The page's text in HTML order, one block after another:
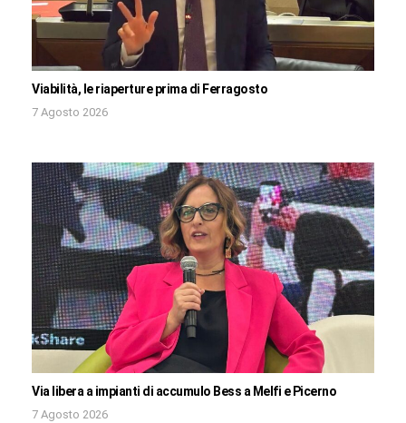
Viabilità, le riaperture prima di Ferragosto
7 Agosto 2026
Via libera a impianti di accumulo Bess a Melfi e Picerno
7 Agosto 2026